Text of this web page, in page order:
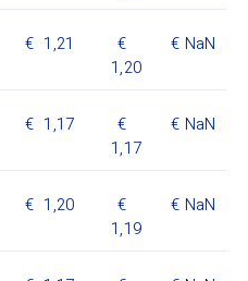
1,21
1,20
NaN
1,17
1,17
NaN
1,20
1,19
NaN